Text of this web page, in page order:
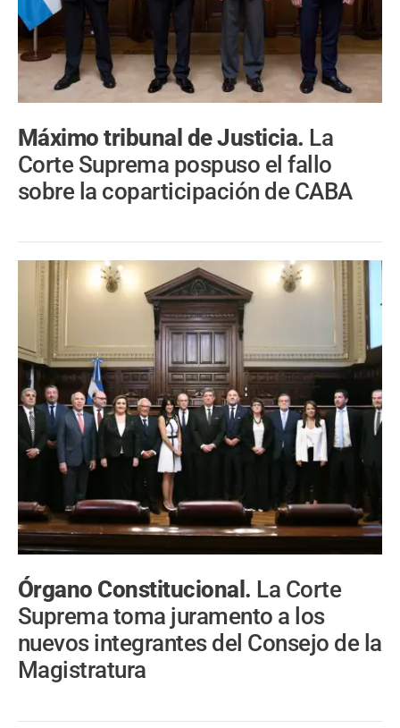
Máximo tribunal de Justicia. La
Corte Suprema pospuso el fallo
sobre la coparticipación de CABA
Órgano Constitucional. La Corte
Suprema toma juramento a los
nuevos integrantes del Consejo de la
Magistratura